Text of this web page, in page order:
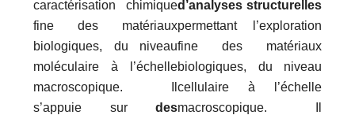
caractérisation chimique
fine des matériaux
biologiques, du niveau
moléculaire à l’échelle
macroscopique. Il
s’appuie sur des
d’analyses structurelles
permettant l’exploration
fine des matériaux
biologiques, du niveau
cellulaire à l’échelle
macroscopique. Il